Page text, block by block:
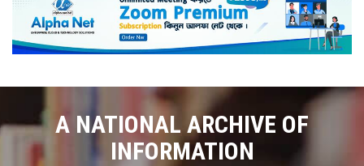
A NATIONAL ARCHIVE OF
INFORMATION